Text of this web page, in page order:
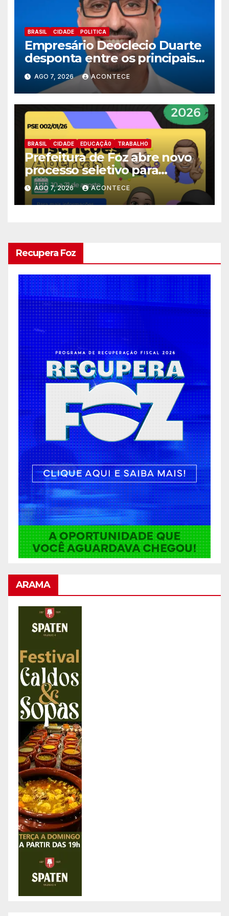
BRASIL CIDADE POLITICA
Empresário Deoclecio Duarte
desponta entre os principais
nomes do União Brasil para
deputado estadual
AGO 7, 2026 ACONTECE
BRASIL CIDADE EDUCAÇÃ0 TRABALHO
Prefeitura de Foz abre novo
processo seletivo para
estagiários
AGO 7, 2026 ACONTECE
Recupera Foz
ARAMA